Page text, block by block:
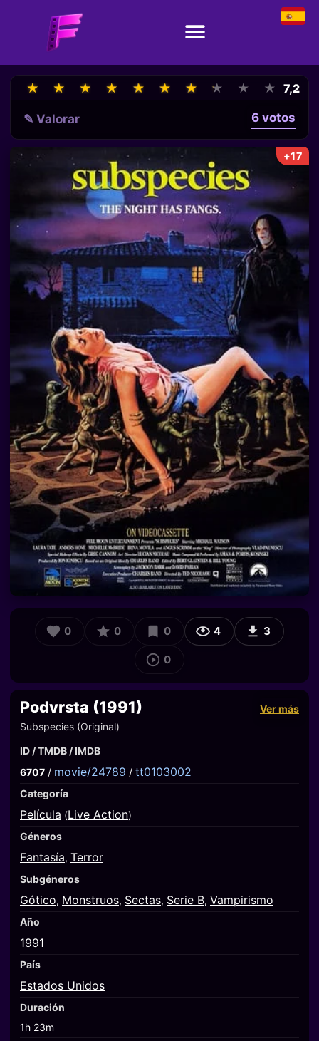
★
★ ★
★ ★
★ ★
★ ★
★ ★
★ ★
★ ★
★ ★
★ ★
★ 7,2
✎ Valorar 6 votos
+17
0 0 0 4 3
0
Podvrsta (1991)
Ver más
Subspecies (Original)
ID / TMDB / IMDB
6707 / movie/24789 / tt0103002
Categoría
Película (Live Action)
Géneros
Fantasía, Terror
Subgéneros
Gótico, Monstruos, Sectas, Serie B, Vampirismo
Año
1991
País
Estados Unidos
Duración
1h 23m